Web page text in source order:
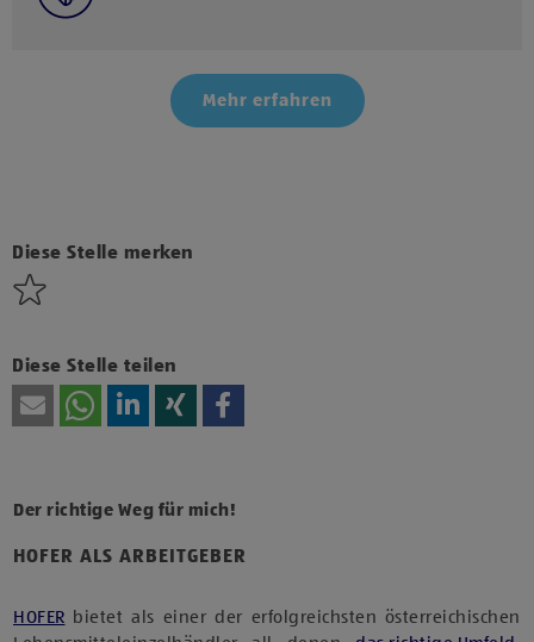
Mehr erfahren
Diese Stelle merken
Diese Stelle teilen
HOFER ALS ARBEITGEBER
Der richtige Weg für mich!
HOFER bietet als einer der erfolgreichsten österreichischen